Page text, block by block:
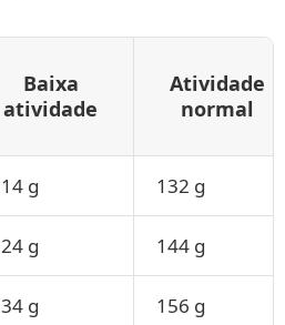
Baixa
atividade
Atividade
normal
g 132 g
g 144 g
g 156 g